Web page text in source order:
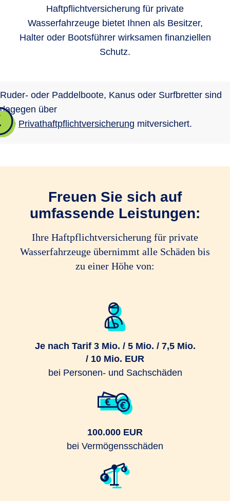
Haftpflichtversicherung für private
Wasserfahrzeuge bietet Ihnen als Besitzer,
Halter oder Bootsführer wirksamen finanziellen
Schutz.
Ruder- oder Paddelboote, Kanus oder Surfbretter sind
dagegen über
Ihre Privathaftpflichtversicherung mitversichert.
Freuen Sie sich auf
umfassende Leistungen:
Ihre Haftpflichtversicherung für private
Wasserfahrzeuge übernimmt alle Schäden bis
zu einer Höhe von:
Je nach Tarif 3 Mio. / 5 Mio. / 7,5 Mio.
/ 10 Mio. EUR
bei Personen- und Sachschäden
100.000 EUR
bei Vermögensschäden